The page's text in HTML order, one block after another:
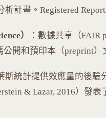
計畫。Registered
）
：數據共享（FAIR
公開和預印本（preprint）
斯統計提供效應量的後
& Lazar, 2016）發